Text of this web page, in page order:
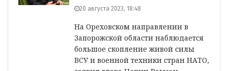
20 августа 2023, 18:48
На Ореховском направлении в
Запорожской области наблюдается
большое скопление живой силы
ВСУ и военной техники стран НАТО,